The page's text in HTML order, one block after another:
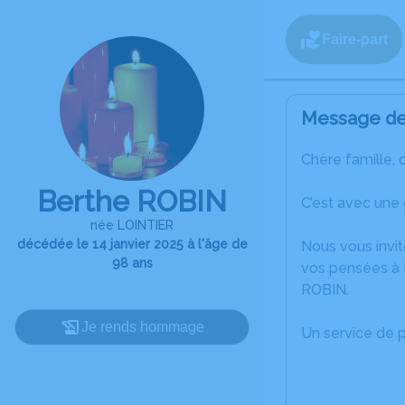
Berthe ROBIN
née LOINTIER
décédée le 14 janvier 2025 à l'âge de
98 ans
Je rends hommage
Faire-part
Message
Chère famille,
C’est avec
Nous vous
vos pensées à
ROBIN.
Un service de